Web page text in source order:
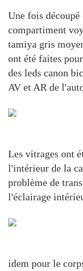
Une fois
compartiment
tamiya gris
ont été faites
des leds canon
AV et AR de
Les vitrages ont
l'intérieur de la
problème de
l'éclairage
idem pour le